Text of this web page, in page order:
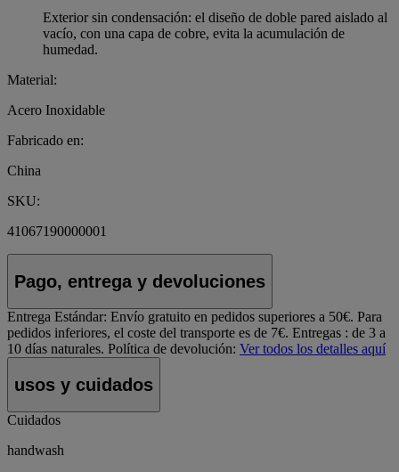
Exterior sin condensación: el diseño de doble pared aislado al
vacío, con una capa de cobre, evita la acumulación de
humedad.
Material:
Acero Inoxidable
Fabricado en:
China
SKU:
41067190000001
Pago, entrega y devoluciones
Entrega Estándar: Envío gratuito en pedidos superiores a 50€. Para
pedidos inferiores, el coste del transporte es de 7€. Entregas : de 3 a
10 días naturales. Política de devolución: Ver todos los detalles aquí
usos y cuidados
Cuidados
handwash